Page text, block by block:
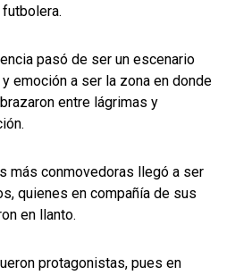
pasó de ser un escenario
emoción a ser la zona en donde
entre lágrimas y
más conmovedoras llegó a ser
quienes en compañía de sus
en llanto.
protagonistas, pues en